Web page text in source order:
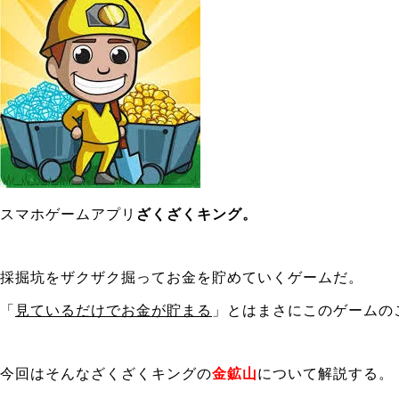
スマホゲームアプリ ざくざくキング。
採掘坑をザクザク掘ってお金を貯めていくゲームだ。
「 見ているだけでお金が貯まる 」とはまさにこのゲームの
今回はそんなざくざくキングの金鉱山について解説する。